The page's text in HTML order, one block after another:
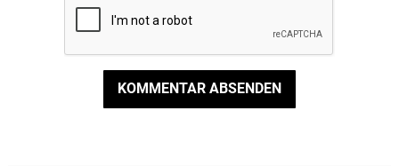
KOMMENTAR ABSENDEN